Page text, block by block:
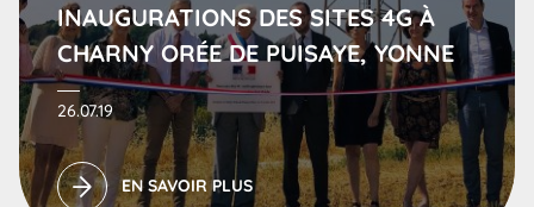
INAUGURATIONS DES SITES 4G À
CHARNY ORÉE DE PUISAYE, YONNE
26.07.19
EN SAVOIR PLUS